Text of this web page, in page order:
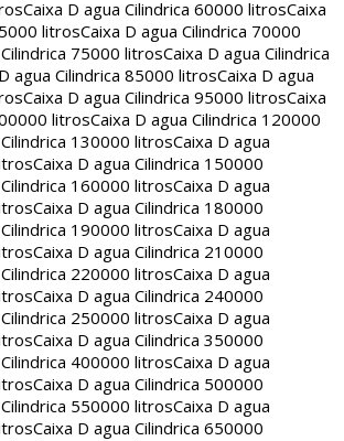
Caixa D agua Cilindrica 60000 litrosCaixa
litrosCaixa D agua Cilindrica 70000
75000 litrosCaixa D agua Cilindrica
agua Cilindrica 85000 litrosCaixa D agua
Caixa D agua Cilindrica 95000 litrosCaixa
litrosCaixa D agua Cilindrica 120000
130000 litrosCaixa D agua
Caixa D agua Cilindrica 150000
160000 litrosCaixa D agua
Caixa D agua Cilindrica 180000
190000 litrosCaixa D agua
Caixa D agua Cilindrica 210000
220000 litrosCaixa D agua
Caixa D agua Cilindrica 240000
250000 litrosCaixa D agua
Caixa D agua Cilindrica 350000
400000 litrosCaixa D agua
Caixa D agua Cilindrica 500000
550000 litrosCaixa D agua
Caixa D agua Cilindrica 650000